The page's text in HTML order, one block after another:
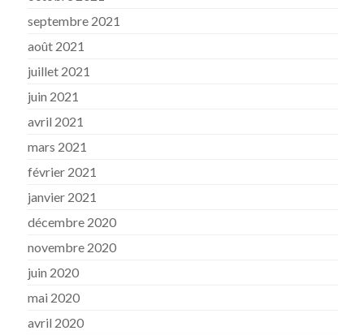
septembre 2021
août 2021
juillet 2021
juin 2021
avril 2021
mars 2021
février 2021
janvier 2021
décembre 2020
novembre 2020
juin 2020
mai 2020
avril 2020